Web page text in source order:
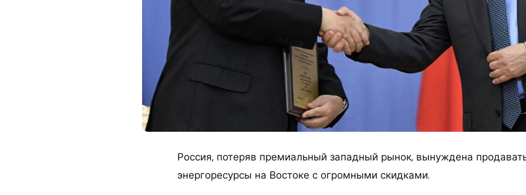
Россия, потеряв премиальный западный рынок, вынуждена
энергоресурсы на Востоке с огромными скидками.